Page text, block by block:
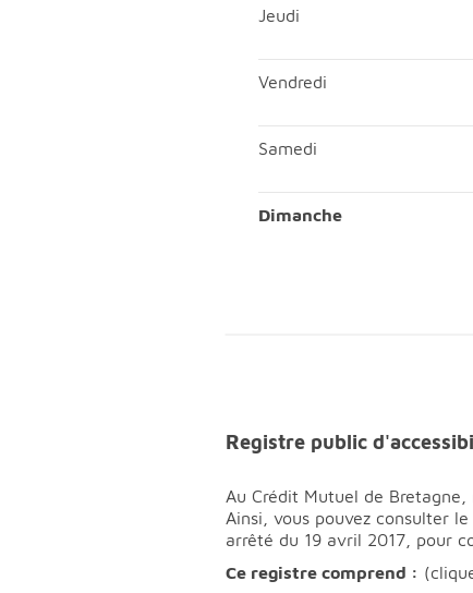
Jeudi
Jeudi; Matin, ouvert de
Vendredi
Samedi
Dimanche
Registre public
Au Crédit Mutuel de
Ainsi, vous pouvez consulter
arrêté du 19 avril 2017, pour
Ce registre comprend :